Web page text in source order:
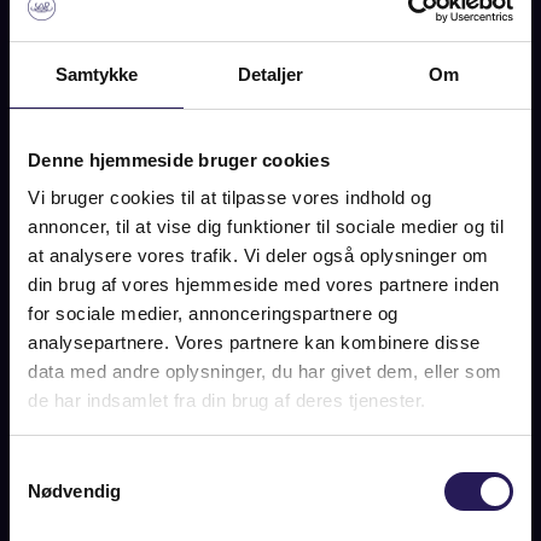
Samtykke Detaljer Om
Denne hjemmeside bruger cookies
Vi bruger cookies til at tilpasse vores indhold og
annoncer, til at vise dig funktioner til sociale medier og til
at analysere vores trafik. Vi deler også oplysninger om
din brug af vores hjemmeside med vores partnere inden
for sociale medier, annonceringspartnere og
analysepartnere. Vores partnere kan kombinere disse
data med andre oplysninger, du har givet dem, eller som
de har indsamlet fra din brug af deres tjenester.
Nødvendig
OLESVEJ 1D, 2950 VEDBÆK
OM BOLIGEN
række til Vedbæk Havn og lige om hjørnet fra Trørød Skov. I
første parket til Øresund – og alligevel trukket lidt tilbage